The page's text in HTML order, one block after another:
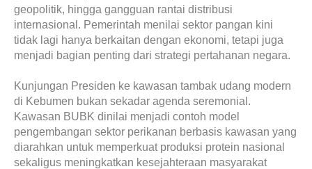
geopolitik, hingga gangguan rantai distribusi
internasional. Pemerintah menilai sektor pangan kini
tidak lagi hanya berkaitan dengan ekonomi, tetapi juga
menjadi bagian penting dari strategi pertahanan negara.
Kunjungan Presiden ke kawasan tambak udang modern
di Kebumen bukan sekadar agenda seremonial.
Kawasan BUBK dinilai menjadi contoh model
pengembangan sektor perikanan berbasis kawasan yang
diarahkan untuk memperkuat produksi protein nasional
sekaligus meningkatkan kesejahteraan masyarakat